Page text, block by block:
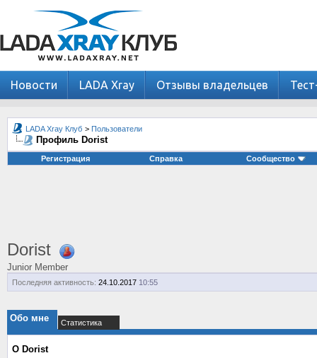
Новости LADA Xray Отзывы владельцев
LADA Xray Клуб > Пользователи
Профиль Dorist
Регистрация Справка Сообщество
Dorist
Junior Member
Последняя активность: 24.10.2017 10:55
Обо мне Статистика
О Dorist